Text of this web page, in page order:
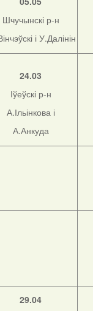
Шчучынскі р-н
і У.Далінін
24.03
Іўеўскі р-н
А.Ільінкова і
А.Анкуда
29.04